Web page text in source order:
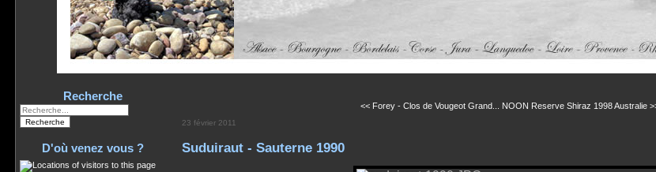
Recherche
D'où venez vous ?
<< Forey - Clos de Vougeot Grand... NOON Reserve Shiraz 1998 Australie
23 février 2011
Suduiraut - Sauterne 1990